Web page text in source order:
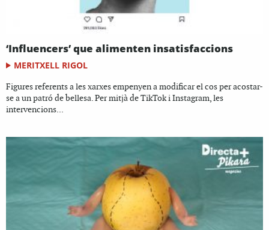
‘Influencers’ que alimenten insatisfaccions
MERITXELL RIGOL
Figures referents a les xarxes empenyen a modificar el cos per acostar-
se a un patró de bellesa. Per mitjà de TikTok i Instagram, les
intervencions...